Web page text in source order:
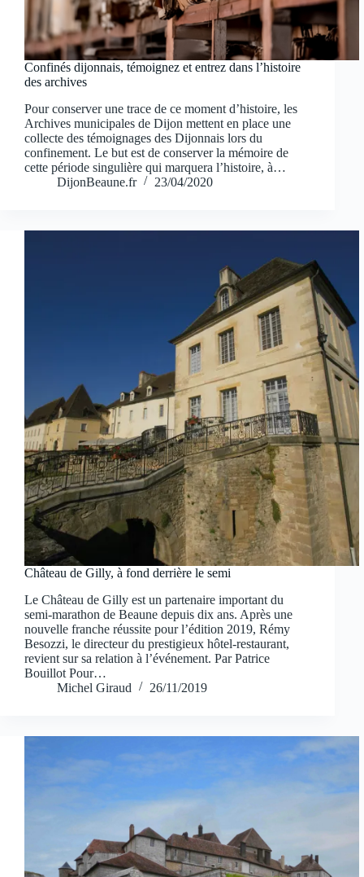
Confinés dijonnais, témoignez et entrez dans l’histoire
des archives
Pour conserver une trace de ce moment d’histoire, les
Archives municipales de Dijon mettent en place une
collecte des témoignages des Dijonnais lors du
confinement. Le but est de conserver la mémoire de
cette période singulière qui marquera l’histoire, à…
DijonBeaune.fr
23/04/2020
Château de Gilly, à fond derrière le semi
Le Château de Gilly est un partenaire important du
semi-marathon de Beaune depuis dix ans. Après une
nouvelle franche réussite pour l’édition 2019, Rémy
Besozzi, le directeur du prestigieux hôtel-restaurant,
revient sur sa relation à l’événement. Par Patrice
Bouillot Pour…
Michel Giraud
26/11/2019